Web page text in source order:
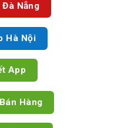
Nẵng
Hà Nội
App
Hàng